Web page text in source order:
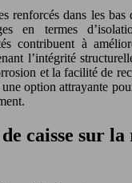
renforcés dans les bas
en termes
contribuent à
l’intégrité
et la facilité de
option attrayante
caisse sur